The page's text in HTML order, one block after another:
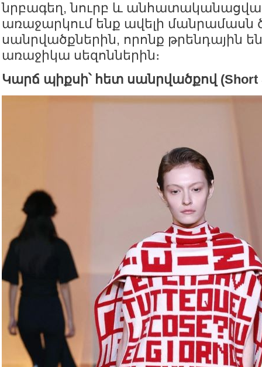
նրբագեղ, նուրբ և
առաջարկում ենք ավելի մանրամասն
սանրվածքներին, որոնք թրենդային են
առաջիկա սեզոններին։
Կարճ պիքսի՝ հետ սանրվածքով (Short